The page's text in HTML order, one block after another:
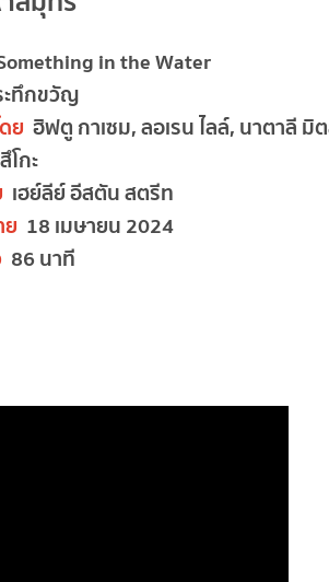
in the Water
ทึกขวัญ
ย ฮิฟตู กาเซม, ลอเรน ไลล์, นาตาลี มิ
โกะ
เฮย์ลีย์ อีสตัน สตรีท
18 เมษายน 2024
86 นาที